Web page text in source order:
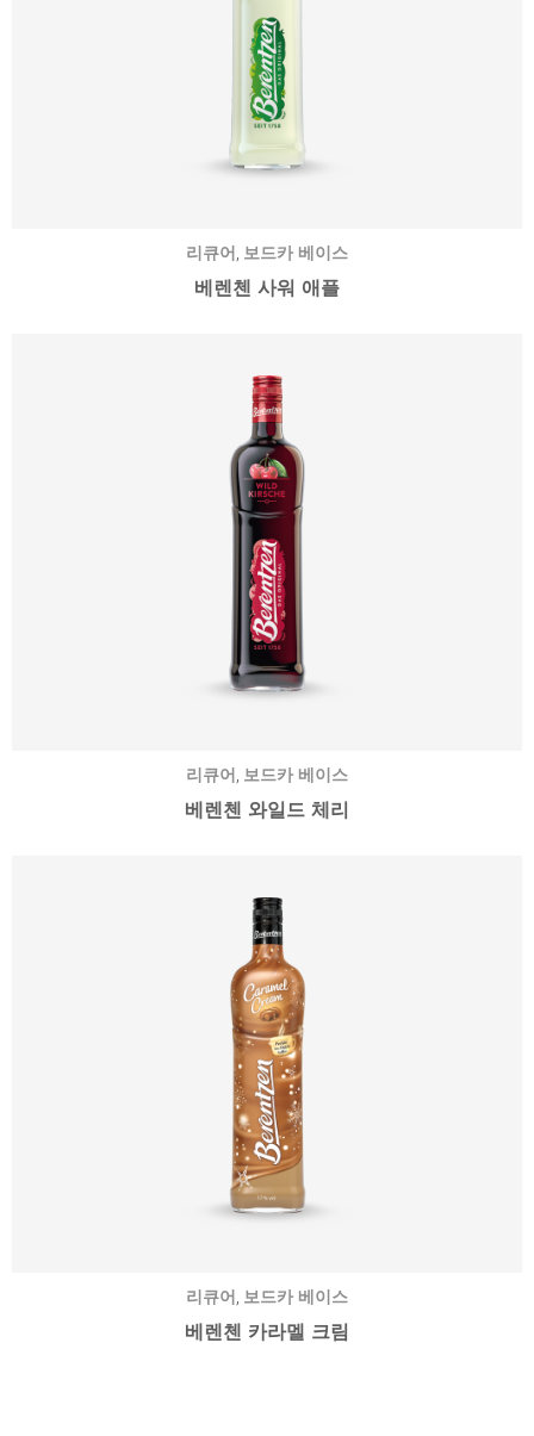
리큐어, 보드카 베이스
베렌첸 사워 애플
리큐어, 보드카 베이스
베렌첸 와일드 체리
리큐어, 보드카 베이스
베렌첸 카라멜 크림